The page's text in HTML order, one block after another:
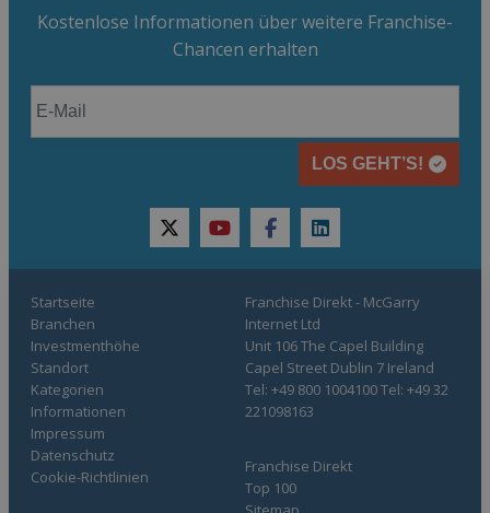
Kostenlose Informationen über weitere Franchise-
Chancen erhalten
LOS GEHT’S!
twitteryoutubefacebooklinkedin
Startseite
Branchen
Investmenthöhe
Standort
Kategorien
Informationen
Franchise Direkt
Top 100
Impressum
Datenschutz
Cookie-Richtlinien
Franchise Direkt - McGarry
Internet Ltd
Unit 106 The Capel Building
Capel Street Dublin 7 Ireland
Tel: +49 800 1004100 Tel: +49 32
221098163